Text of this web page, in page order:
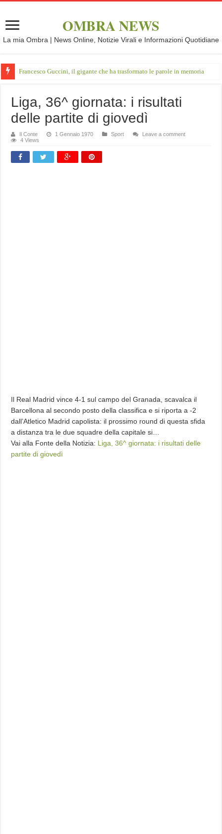
OMBRA NEWS
La mia Ombra | News Online, Notizie Virali e Informazioni Quotidiane
Francesco Guccini, il gigante che ha trasformato le parole in memoria
Liga, 36^ giornata: i risultati
delle partite di giovedì
Il Conte 1 Gennaio 1970 Sport
Leave a comment
4 Views
Il Real Madrid vince 4-1 sul campo del Granada, scavalca il
Barcellona al secondo posto della classifica e si riporta a -2
dall’Atletico Madrid capolista: il prossimo round di questa sfida
a distanza tra le due squadre della capitale si…
Vai alla Fonte della Notizia: Liga, 36^ giornata: i risultati delle
partite di giovedì